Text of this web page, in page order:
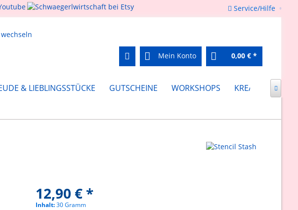
Service/Hilfe
Mein Konto 0,00 € *
& LIEBLINGSSTÜCKE GUTSCHEINE WORKSHOPS KREATIV FEIERN

12,90 € *
Inhalt:30 Gramm